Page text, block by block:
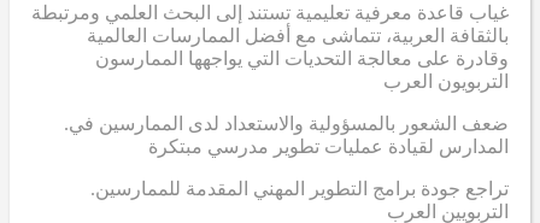
غياب قاعدة معرفية تعليمية تستند إلى البحث العلمي ومرتبطة
بالثقافة العربية، تتماشى مع أفضل الممارسات العالمية
وقادرة على معالجة التحديات التي يواجهها الممارسون
التربويون العرب
.ضعف الشعور بالمسؤولية والاستعداد لدى الممارسين في
المدارس لقيادة عمليات تطوير مدرسي مبتكرة
.تراجع جودة برامج التطوير المهني المقدمة للممارسين
التربويين العرب